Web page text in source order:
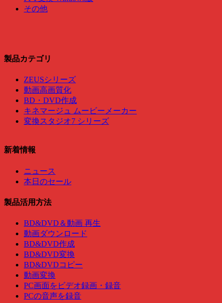
その他
製品カテゴリ
ZEUSシリーズ
動画高画質化
BD・DVD作成
キネマージュ ムービーメーカー
変換スタジオ7 シリーズ
新着情報
ニュース
本日のセール
製品活用方法
BD&DVD＆動画 再生
動画ダウンロード
BD&DVD作成
BD&DVD変換
BD&DVDコピー
動画変換
PC画面をビデオ録画・録音
PCの音声を録音